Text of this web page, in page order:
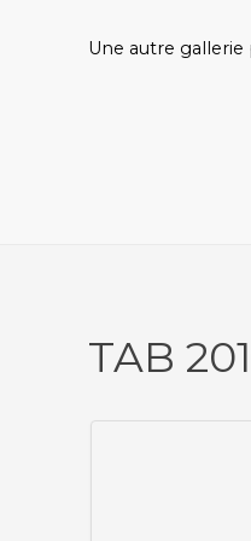
Une autre gallerie
TAB